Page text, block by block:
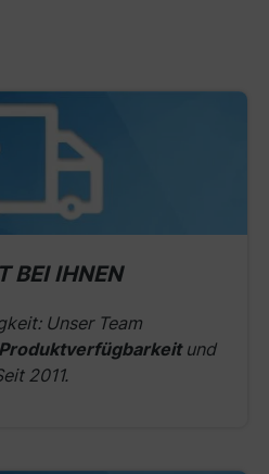
BEI IHNEN
Unser Team
und
2011.